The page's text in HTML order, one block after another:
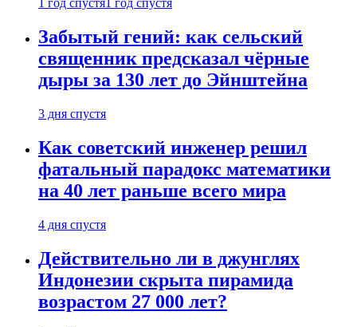
1 год спустя 1 год спустя
Забытый гений: как сельский
священник предсказал чёрные
дыры за 130 лет до Эйнштейна
3 дня спустя
Как советский инженер решил
фатальный парадокс математики
на 40 лет раньше всего мира
4 дня спустя
Действительно ли в джунглях
Индонезии скрыта пирамида
возрастом 27 000 лет?